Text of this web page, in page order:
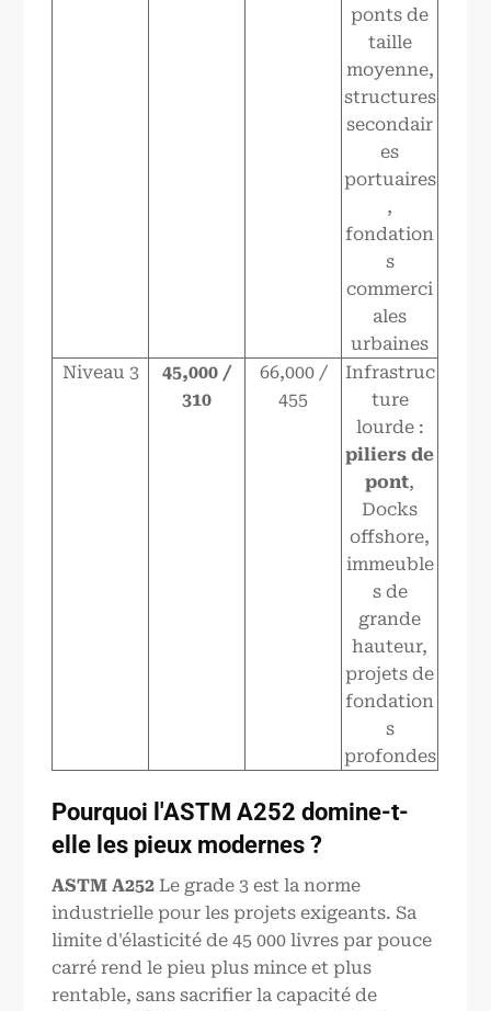
ponts de
taille
moyenne,
structures
secondair
es
portuaires
,
fondation
s
commerci
ales
urbaines
Niveau 3
45,000 /
310
66,000 /
455
Infrastruc
ture
lourde :
piliers de
pont,
Docks
offshore,
immeuble
s de
grande
hauteur,
projets de
fondation
s
profondes
Pourquoi l'ASTM A252 domine-t-
elle les pieux modernes ?
ASTMA252 Le grade 3 est la norme
industrielle pour les projets exigeants. Sa
limite d'élasticité de 45 000 livres par pouce
carré rend le pieu plus mince et plus
rentable, sans sacrifier la capacité de